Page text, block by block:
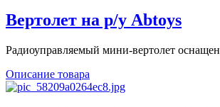
Вертолет на р/у Abtoys
Радиоуправляемый мини-вертолет
Описание товара